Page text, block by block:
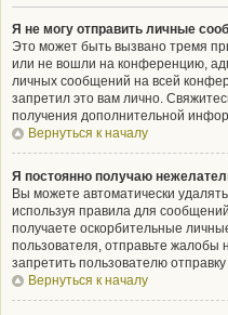
Я не могу отправить личные
Это может быть вызвано тремя
или не вошли на конференцию,
личных сообщений на всей
запретил это вам лично.
получения дополнительной
Вернуться к началу
Я постоянно получаю
Вы можете автоматически
используя правила для
получаете оскорбительные
пользователя, отправьте
запретить пользователю
Вернуться к началу